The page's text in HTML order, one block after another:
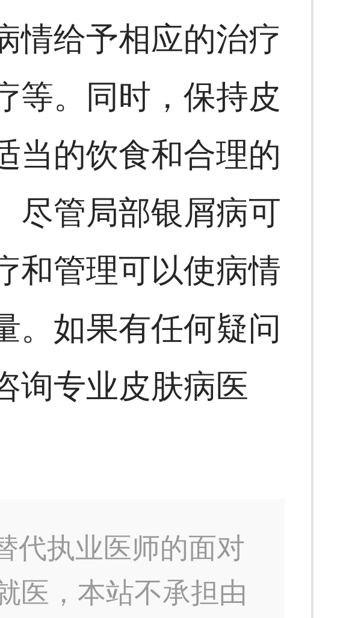
情给予相应的治疗
等。同时，保持皮
当的饮食和合理的
尽管局部银屑病可
和管理可以使病情
。如果有任何疑问
询专业皮肤病医
代执业医师的面对
医，本站不承担由